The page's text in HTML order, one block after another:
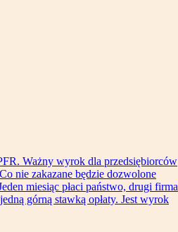
Ważny wyrok dla przedsiębiorców
nie zakazane będzie dozwolone
miesiąc płaci państwo, drugi firma
górną stawką opłaty. Jest wyrok